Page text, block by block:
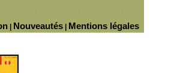
Mentions légales
Nouveautés